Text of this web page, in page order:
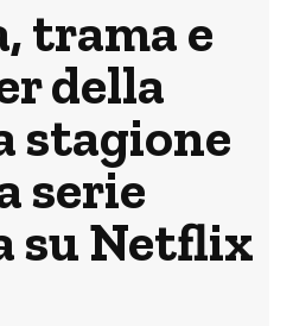
trama e
della
stagione
serie
su Netflix